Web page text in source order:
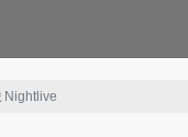
Nightlive